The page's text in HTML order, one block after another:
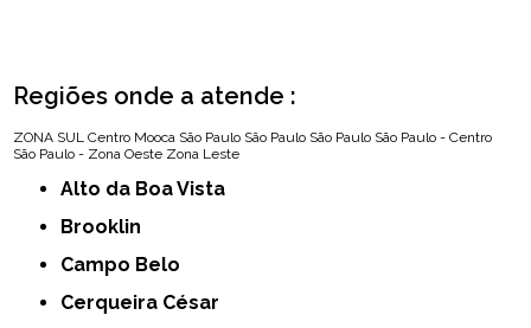
Regiões onde a atende :
ZONA SUL Centro Mooca São Paulo São Paulo São Paulo São Paulo - Centro
São Paulo - Zona Oeste Zona Leste
Alto da Boa Vista
Brooklin
Campo Belo
Cerqueira César